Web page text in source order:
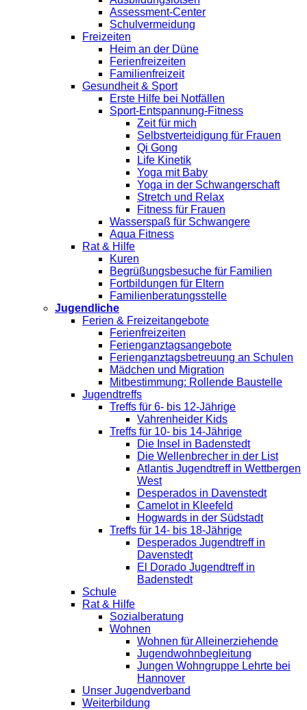
Assessment-Center
Schulvermeidung
Freizeiten
Heim an der Düne
Ferienfreizeiten
Familienfreizeit
Gesundheit & Sport
Erste Hilfe bei Notfällen
Sport-Entspannung-Fitness
Zeit für mich
Selbstverteidigung für Frauen
Qi Gong
Life Kinetik
Yoga mit Baby
Yoga in der Schwangerschaft
Stretch und Relax
Fitness für Frauen
Wasserspaß für Schwangere
Aqua Fitness
Rat & Hilfe
Kuren
Begrüßungsbesuche für Familien
Fortbildungen für Eltern
Familienberatungsstelle
Jugendliche
Ferien & Freizeitangebote
Ferienfreizeiten
Ferienganztagsangebote
Ferienganztagsbetreuung an Schulen
Mädchen und Migration
Mitbestimmung: Rollende Baustelle
Jugendtreffs
Treffs für 6- bis 12-Jährige
Vahrenheider Kids
Treffs für 10- bis 14-Jährige
Die Insel in Badenstedt
Die Wellenbrecher in der List
Atlantis Jugendtreff in Wettbergen
West
Desperados in Davenstedt
Camelot in Kleefeld
Hogwards in der Südstadt
Treffs für 14- bis 18-Jährige
Desperados Jugendtreff in
Davenstedt
El Dorado Jugendtreff in
Badenstedt
Schule
Rat & Hilfe
Sozialberatung
Wohnen
Wohnen für Alleinerziehende
Jugendwohnbegleitung
Jungen Wohngruppe Lehrte bei
Hannover
Unser Jugendverband
Weiterbildung